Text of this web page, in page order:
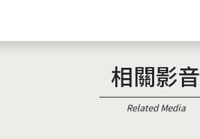
相關影音
Related Media